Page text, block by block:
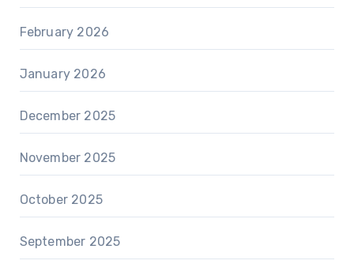
February 2026
January 2026
December 2025
November 2025
October 2025
September 2025